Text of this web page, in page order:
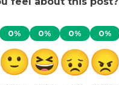
0% 0% 0% 0%